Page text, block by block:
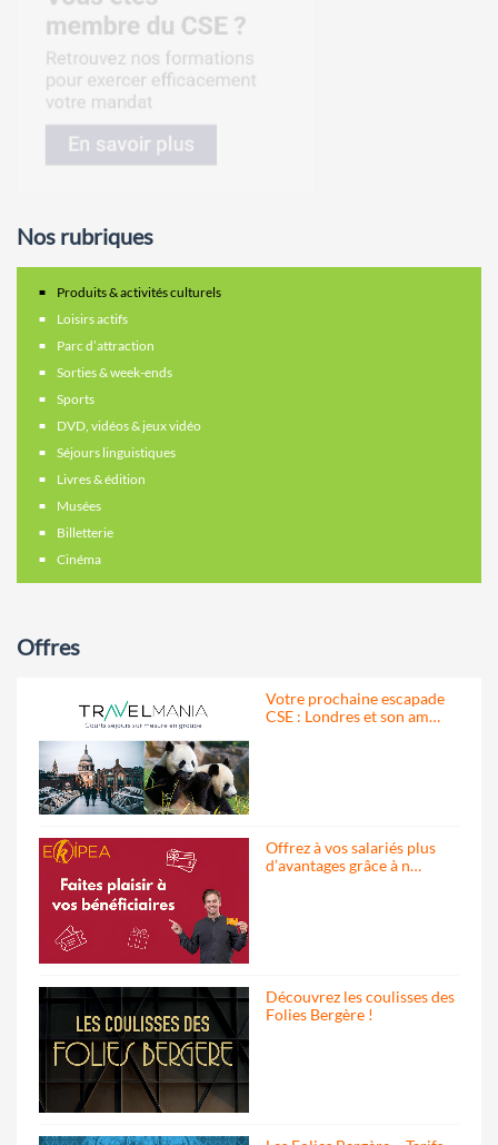
Nos rubriques
Produits & activités culturels
Loisirs actifs
Parc d’attraction
Sorties & week-ends
Sports
DVD, vidéos & jeux vidéo
Séjours linguistiques
Livres & édition
Musées
Billetterie
Cinéma
Offres
Votre prochaine escapade
CSE : Londres et son am…
Offrez à vos salariés plus
d’avantages grâce à n…
Découvrez les coulisses des
Folies Bergère !